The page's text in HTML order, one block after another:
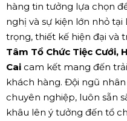
hàng tin tưởng lựa chọn
nghị và sự kiện lớn nhỏ tại
trọng, thiết kế hiện đại và
Tâm Tổ Chức Tiệc Cưới,
Cai cam kết mang đến
khách hàng. Đội ngũ
chuyên nghiệp, luôn sẵn
khâu lên ý tưởng đến tổ